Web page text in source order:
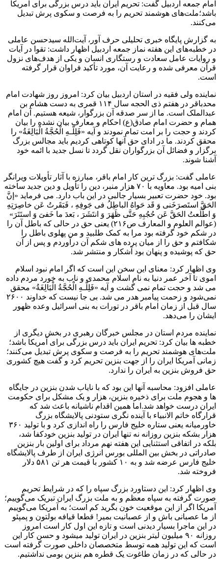
امام جمعه اردبیل گفت: تحریم ایران باید درس بزرگی برای آمریکا
باشد؛ملت‌های هوشمند تحریم را به فرصت و سکوی پرش تبدیل
می‌کنند.
به گزارش پایگاه خبری تحلیلی حرف آور، آیت‌الله سیدحسن عاملی
در خطبه‌های این هفته نماز جمعه اردبیل اظهار داشت: تقوا در آیات
و روایات عامل سعادت و رستگاری انسان و یکی از هدف‌های نزول
قرآن معرفی شده و رعایت آن، مورد تأکید فراوان قرار گرفته
است.
نماینده ولی فقیه در استان اردبیل بیان کرد: امروز روز شهادت امام
محدباقر در هفتم ذی الحجه سال ۱۱۴ قمری به دست هشام بن
عبدالملک است. ما از سر صدقه آن بزرگوار، شیعه هستیم. آن امام
همام و حضرت امام صادق(ع) احکام و معارف بیان نشده را بیان
کردند و حجت را بر امت تمام نمودند و آیه «فَلِلَّـهِ الْحُجَّةُ الْبَالِغَةُ» را
محقق کردند. ما در ادای حق آنها کوتاهی کردیم باید مجالس بزرگ
برگزار و فضائل آن بزرگواران نقل گردد تا نسل جدید با ائمه خود
آشنا شوند.
عاملی گفت: بزرگ ترین کار امام باقر، مبارزه با آثار تأویلات ویرانگر
بنی امیه بود. معاویه با ۷۰ هزار منبر، دین را تأویل و دین جدید ساخته
بود. خود حضرت تعبیر بسیار جالبی در این باب دارد. می فرماید «إنَّ
الحَقَّ استَصرَخَنی وَ قَد حَواهُ الباطِلُ فی جَوفِهِ ، فَبَقَرتُ عَن خاصِرَتِهِ
وَ اطَّلَعتُ الحَقَّ عَن حُجُبِهِ حَتَّى ظَهَرَ وَ انتَشَرَ ، بَعدَ ما خَفیَ وَ استَتَرَ»
(عوالم العلوم و المعارف ص۲۱۶) یعنی حق در حالی که باطل آن را
در شکم خود گرفته بود مرا به کمک طلبید و من پهلوی باطل را
شکافتم و حق را از میان پرده های شکم آن درآوردم و پس از آن
حق که پوشیده و پنهان بود آشکار و منتشر شد.
وی اظهار کرد: معنای این سخن این است که اگر امام نبود اسلام
اموی تا آخر عمر دنیا به نام اسلام محمدی و ناب به خورد مردم داده
می شد و حجت تمام نمی گشت و آیه «فَلِلَّـهِ الْحُجَّةُ الْبَالِغَةُ» محقق
نمی‌شود و زحمت پیامبر هدر می شد. بی جا نیست که خداوند ۲۶۰۰
سال قبل از زمان امام باقر در تورات به بنی اسرائیل وعده ظهور
ایشان را می‌دهد.
نماینده مردم استان در مجلس خبرگان رهبری در بخش دیگری از
خطبه ها بیان کرد: تحریم ایران باید درس بزرگی برای آمریکا باشد؛
ملت‌های هوشمند تحریم را به فرصت و سکوی پرش تبدیل می‌کنند؛
زمانی آمریکا ایران را از جهت بنزین تحریم کرد و گفت هیچ کشوری
حق فروش بنزین به ایران را ندارد.
عاملی افزود: محاسبه آنها این بود که با نایاب شدن بنزین در جایگاه
ها و هجوم ملت برای ذخیره بنزین، هزار و یک مشکل برای حکومت
ایران درست خواهد شد.اما همین اقدام ناشیانه باعث شد که
قرارگاه خاتم الانبیاء با آینده نگری ستودنی پالایشگاه بزرگ
خاورمیانه یعنی ستاره خلیج فارس را راه اندازی کرد و با تولید ۳۶۰
هزار بشکه بنزین روزانه نه تنها ایران در تولید بنزین خودکفا شد،
بلکه در اتفاقی استثنایی این هفته نهم مرداد برای اولین بار بنزین
صادراتی در بخش بین المللی بورس انرژی ایران از طرف پالایشگاه
خلیج فارس عرضه شد و به ۱۰ کشور با قیمت هر تن ۵۸۱ دلار
فروخته شد.
وی اظهار کرد: این دستاورد بزرگ سپاه را که در شرایط تحریم
صورت گرفته به سپاه معظم و به ملت بزرگ ایران تبریک می‌گوییم؛
آمریکا اگر از این موقعیت خون بگرید کم است؛ به آمریکا می‌گوییم
از ما عصبانی باش و از عصبانیت بمیر! قطعا قیافه بولتون و پمپئو
در این ماجرا بسیار دیدنی است و تازه این اول کار است امروز
روزانه ۹۰ میلیون لیتر بنزین در ایران تولید میشود و حسن کار این
است که این تولید همه توسط متخصصان داخلی صورت گرفته است
در حالی که در زمان طاغوت یک قطره هم بنزین بومی نداشتیم.